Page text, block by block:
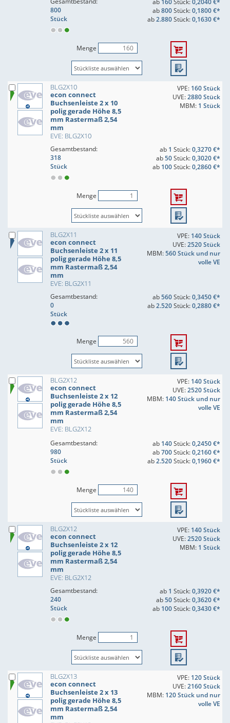
800
Stück
ab 160Stück:0,2040 €*
ab800Stück:0,1800 €*
ab2.880Stück:0,1630 €*
Menge
BLG2X10
econ connect
Buchsenleiste 2 x 10
polig gerade Höhe 8,5
mm Rastermaß 2,54
mm
EVE: BLG2X10
VPE: 160 Stück
UVE:2880 Stück
MBM: 1 Stück
Gesamtbestand:
318
Stück
ab 1 Stück:0,3270 €*
ab50Stück:0,3020 €*
ab 100Stück:0,2860 €*
Menge
BLG2X11
econ connect
Buchsenleiste 2 x 11
polig gerade Höhe 8,5
mm Rastermaß 2,54
mm
EVE: BLG2X11
VPE: 140 Stück
UVE:2520 Stück
MBM:560 Stück und nur
volle VE
Gesamtbestand:
0
Stück
ab560Stück:0,3450 €*
ab2.520Stück:0,2880 €*
Menge
BLG2X12
econ connect
Buchsenleiste 2 x 12
polig gerade Höhe 8,5
mm Rastermaß 2,54
mm
EVE: BLG2X12
VPE: 140 Stück
UVE:2520 Stück
MBM: 140 Stück und nur
volle VE
Gesamtbestand:
980
Stück
ab 140Stück:0,2450 €*
ab700Stück:0,2160 €*
ab2.520Stück:0,1960 €*
Menge
BLG2X12
econ connect
Buchsenleiste 2 x 12
polig gerade Höhe 8,5
mm Rastermaß 2,54
mm
EVE: BLG2X12
VPE: 140 Stück
UVE:2520 Stück
MBM: 1 Stück
Gesamtbestand:
240
Stück
ab 1 Stück:0,3920 €*
ab50Stück:0,3620 €*
ab 100Stück:0,3430 €*
Menge
BLG2X13
econ connect
Buchsenleiste 2 x 13
polig gerade Höhe 8,5
mm Rastermaß 2,54
mm
VPE: 120 Stück
UVE:2160 Stück
MBM: 120 Stück und nur
volle VE